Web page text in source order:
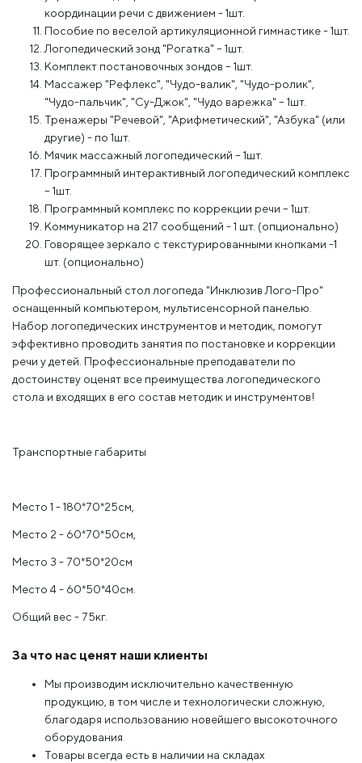
координации речи с движением - 1шт.
Пособие по веселой артикуляционной гимнастике - 1шт.
Логопедический зонд "Рогатка" – 1шт.
Комплект постановочных зондов – 1шт.
Массажер "Рефлекс", "Чудо-валик", "Чудо-ролик",
"Чудо-пальчик", "Су-Джок", "Чудо варежка" – 1шт.
Тренажеры "Речевой", "Арифметический", "Азбука" (или
другие) - по 1шт.
Мячик массажный логопедический – 1шт.
Программный интерактивный логопедический комплекс
– 1шт.
Программный комплекс по коррекции речи – 1шт.
Коммуникатор на 217 сообщений - 1 шт. (опционально)
Говорящее зеркало с текстурированными кнопками -1
шт. (опционально)
Профессиональный стол логопеда "Инклюзив Лого-Про"
оснащенный компьютером, мультисенсорной панелью.
Набор логопедических инструментов и методик, помогут
эффективно проводить занятия по постановке и коррекции
речи у детей. Профессиональные преподаватели по
достоинству оценят все преимущества логопедического
стола и входящих в его состав методик и инструментов!
Транспортные габариты
Место 1 - 180*70*25см,
Место 2 - 60*70*50см,
Место 3 - 70*50*20см
Место 4 - 60*50*40см.
Общий вес - 75кг.
За что нас ценят наши клиенты
Мы производим исключительно качественную
продукцию, в том числе и технологически сложную,
благодаря использованию новейшего высокоточного
оборудования
Товары всегда есть в наличии на складах